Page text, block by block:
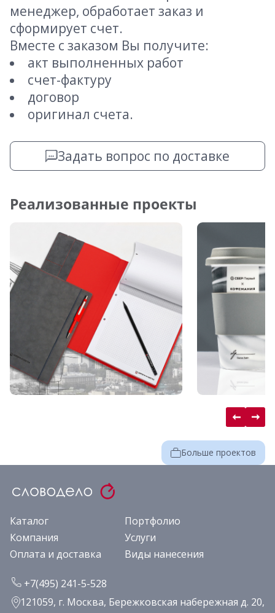
менеджер, обработает заказ и
сформирует счет.
Вместе с заказом Вы получите:
акт выполненных работ
счет-фактуру
договор
оригинал счета.
Задать вопрос по доставке
Реализованные проекты
Больше проектов
Каталог
Портфолио
Компания
Услуги
Оплата и доставка
Виды нанесения
+7(495) 241-5-528
121059, г. Москва, Бережковская набережная д. 20,